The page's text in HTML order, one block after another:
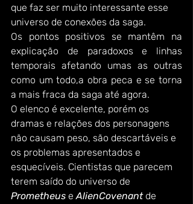
que faz ser muito interessante esse
universo de conexões da saga.
Os pontos positivos se mantêm na
explicação de paradoxos e linhas
temporais afetando umas as outras
como um todo,a obra peca e se torna
a mais fraca da saga até agora.
O elenco é excelente, porém os
dramas e relações dos personagens
não causam peso, são descartáveis e
os problemas apresentados e
esquecíveis. Cientistas que parecem
terem saído do universo de
Prometheus e AlienCovenant de